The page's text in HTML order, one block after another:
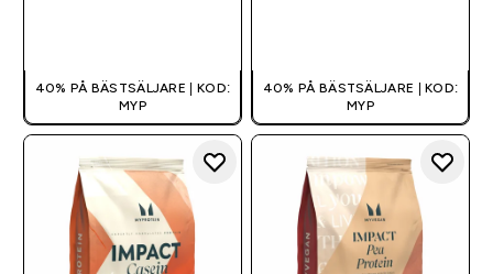
40% PÅ BÄSTSÄLJARE | KOD:
MYP
40% PÅ BÄSTSÄLJARE | KOD:
MYP